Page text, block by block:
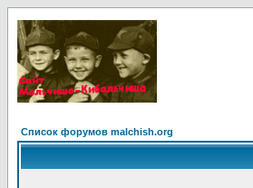
Список форумов malchish.org